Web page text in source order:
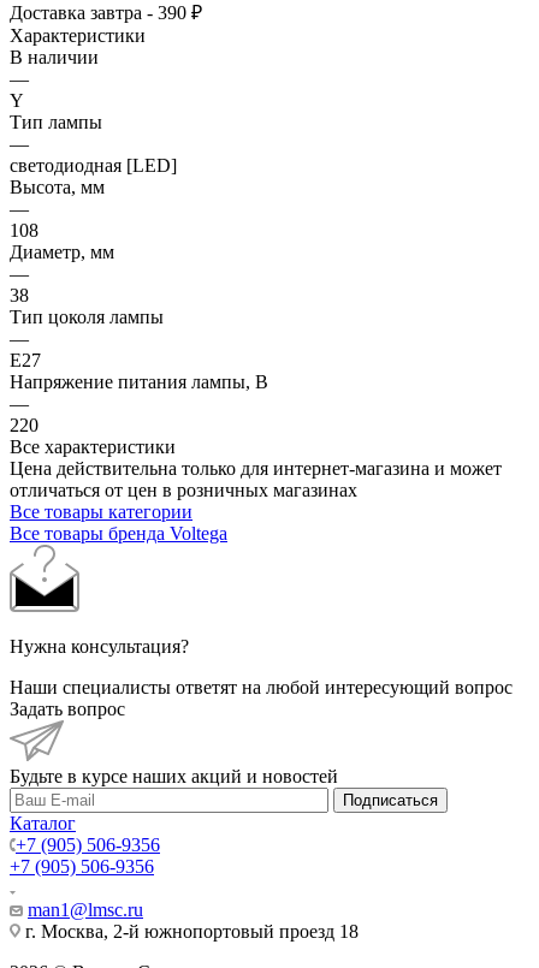
Доставка завтра - 390 ₽
Характеристики
В наличии
—
Y
Тип лампы
—
светодиодная [LED]
Высота, мм
—
108
Диаметр, мм
—
38
Тип цоколя лампы
—
E27
Напряжение питания лампы, В
—
220
Все характеристики
Цена действительна только для интернет-магазина и может
отличаться от цен в розничных магазинах
Все товары категории
Все товары бренда Voltega
Нужна консультация?
Наши специалисты ответят на любой интересующий вопрос
Задать вопрос
Будьте в курсе наших акций и новостей
Подписаться
Каталог
+7 (905) 506-9356
+7 (905) 506-9356
man1@lmsc.ru
г. Москва, 2-й южнопортовый проезд 18